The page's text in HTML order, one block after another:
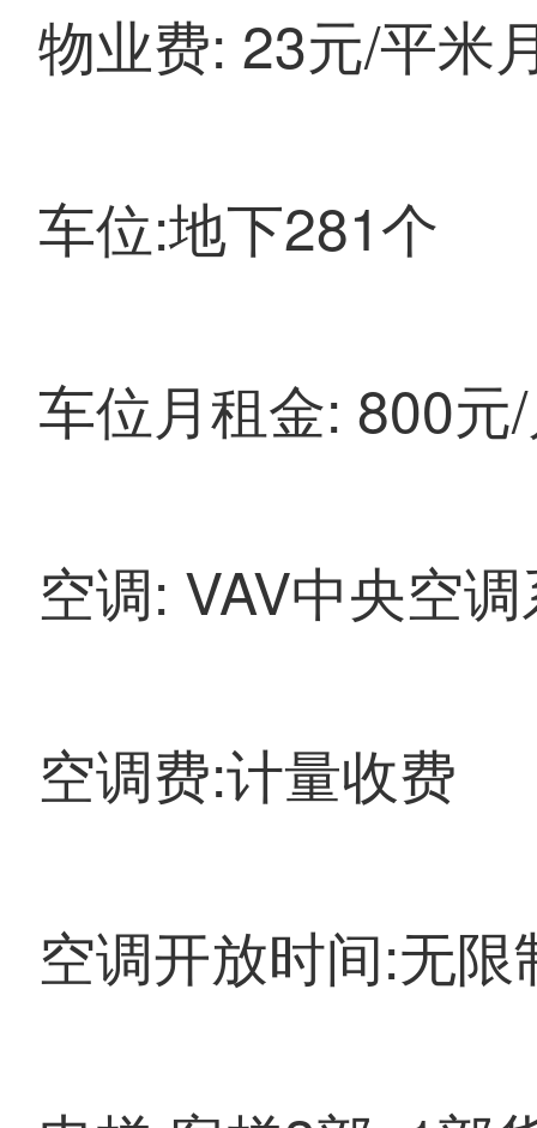
物业费: 23元/平米
车位:地下281个
车位月租金: 800元
空调: VAV中央空
空调费:计量收费
空调开放时间:无限